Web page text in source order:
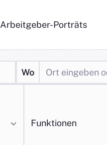
Arbeitgeber-Porträts
Wo
Funktionen